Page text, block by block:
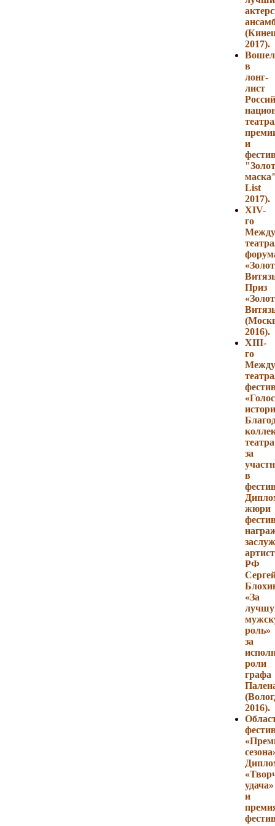
2017).
Вошел
в
лонг-
лист
и
List
2017).
ХIV-
го
Приз
2016).
XIII-
го
театра
за
в
жюри
артист
РФ
«За
роль»
за
роли
графа
2016).
удача»
и